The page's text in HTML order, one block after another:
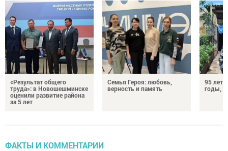
«Результат общего
труда»: в Новошешминске
оценили развитие района
за 5 лет
Семья Героя: любовь,
верность и память
95 лет
годы,
ФАКТЫ И КОММЕНТАРИИ